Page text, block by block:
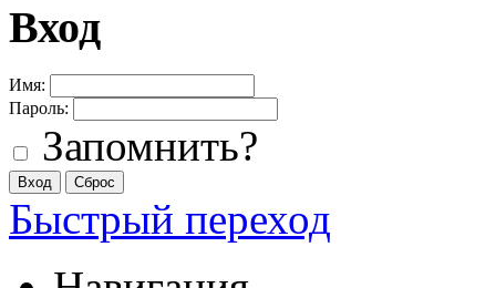
Вход
Имя:
Пароль:
Запомнить?
Быстрый переход